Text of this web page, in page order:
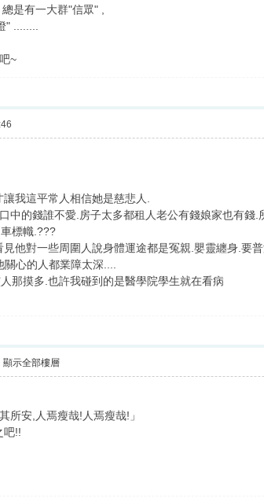
是有一大群"信眾" ,
........
~
我這平常人相信她是慈悲人.
中的錢誰不愛.房子太多都租人老公有錢娘家也有
標幟.???
他對一些周圍人說身體運途都是冤親.嬰靈纏身.
心的人都業障太深....
那摸多.也許我碰到的是醫學院學生就在看病
顯示全部樓層
所安,人焉瘦哉!人焉瘦哉!」
吧!!